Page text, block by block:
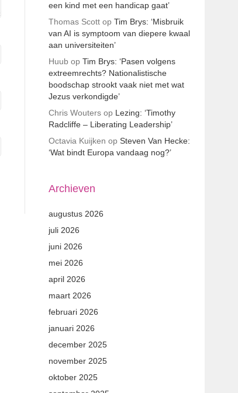
een kind met een handicap gaat’
Thomas Scottop Tim Brys: ‘Misbruik
van AI is symptoom van diepere kwaal
aan universiteiten’
Huubop Tim Brys: ‘Pasen volgens
extreemrechts? Nationalistische
boodschap strookt vaak niet met wat
Jezus verkondigde’
Chris Woutersop Lezing: ‘Timothy
Radcliffe – Liberating Leadership’
Octavia Kuijken op Steven Van Hecke:
‘Wat bindt Europa vandaag nog?’
Archieven
augustus 2026
juli 2026
juni 2026
mei 2026
april 2026
maart 2026
februari 2026
januari 2026
december 2025
november 2025
oktober 2025